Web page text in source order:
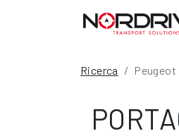
Ricerca